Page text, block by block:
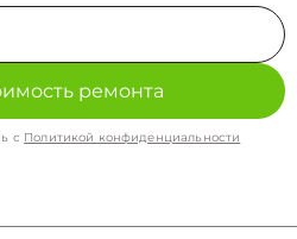
ремонта
с Политикой конфиденциальности